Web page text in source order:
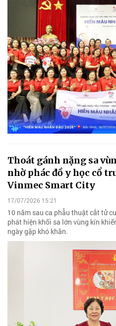
Thoát gánh nặng sa
nhờ phác đồ y học cổ
Vinmec Smart City
17/07/2026 15:21
10 năm sau ca phẫu thuật cắt tử
phát hiện khối sa lớn vùng kín
ngày gặp khó khăn.